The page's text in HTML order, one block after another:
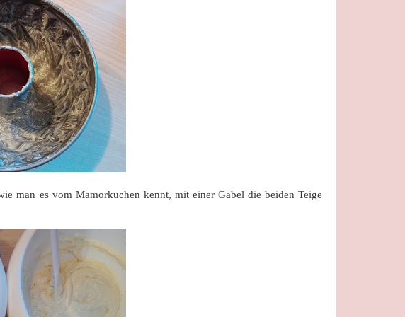
man es vom Mamorkuchen kennt, mit einer Gabel die beiden Teige